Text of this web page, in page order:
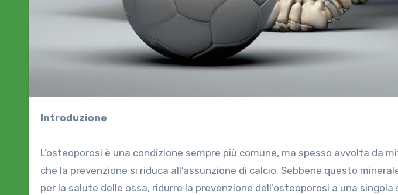
Introduzione
L’osteoporosi è una condizione sempre più comune, ma spesso avvolta da
che la prevenzione si riduca all’assunzione di calcio. Sebbene questo
per la salute delle ossa, ridurre la prevenzione dell’osteoporosi a una